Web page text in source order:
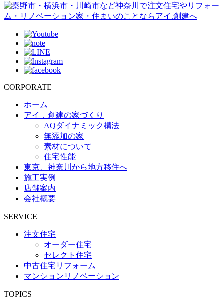
CORPORATE
ホーム
アイ．創建の家づくり
AQダイナミック構法
無添加の家
素材について
住宅性能
東京、神奈川から地方移住へ
施工実例
店舗案内
会社概要
SERVICE
注文住宅
オーダー住宅
セレクト住宅
中古住宅リフォーム
マンションリノベーション
TOPICS